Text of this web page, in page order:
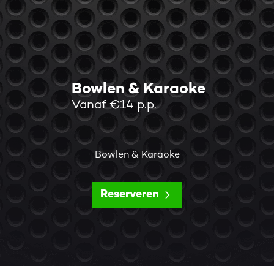
Bowlen & Karaoke
Vanaf €14 p.p.
Bowlen & Karaoke
Reserveren